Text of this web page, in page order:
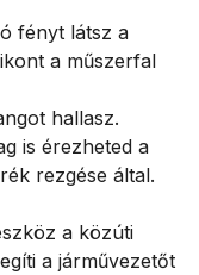
fényt látsz a
a műszerfal
hallasz.
is érezheted a
rezgése által.
a közúti
a járművezetőt